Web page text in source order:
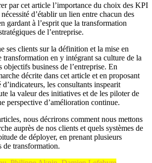
par cet article l’importance du choix des KPI
d’établir un lien entre chacun des
gardant à l’esprit que la transformation
de l’entreprise.
ses clients sur la définition et la mise en
en y intégrant sa culture de la
objectifs business de l’entreprise. En
décrite dans cet article et en proposant
les consultants inspearit
la valeur des initiatives et de les piloter de
perspective d’amélioration continue.
nous décrirons comment nous mettons
auprès de nos clients et quels systèmes de
de déployer, en prenant plusieurs
de transformation.